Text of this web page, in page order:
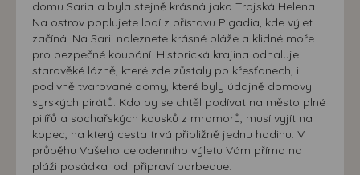
domu Saria a byla stejně krásná jako Trojská Helena.
Na ostrov poplujete lodí z přístavu Pigadia, kde výlet
začíná. Na Sarii naleznete krásné pláže a klidné moře
pro bezpečné koupání. Historická krajina odhaluje
starověké lázně, které zde zůstaly po křesťanech, i
podivně tvarované domy, které byly údajně domovy
syrských pirátů. Kdo by se chtěl podívat na město plné
pilířů a sochařských kousků z mramorů, musí vyjít na
kopec, na který cesta trvá přibližně jednu hodinu. V
průběhu Vašeho celodenního výletu Vám přímo na
pláži posádka lodi připraví barbeque.